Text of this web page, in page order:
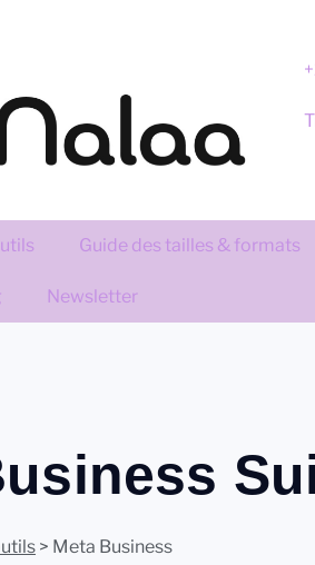
Guide des tailles & formats
Newsletter
> Meta Business